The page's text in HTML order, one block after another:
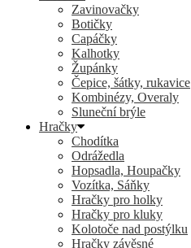
Zavinovačky
Botičky
Capáčky
Kalhotky
Župánky
Čepice, šátky, rukavice
Kombinézy, Overaly
Sluneční brýle
Hračky
Chodítka
Odrážedla
Hopsadla, Houpačky
Vozítka, Sáňky
Hračky pro holky
Hračky pro kluky
Kolotoče nad postýlku
Hračky závěsné